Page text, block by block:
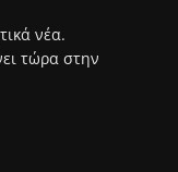
νέα.
τώρα στην